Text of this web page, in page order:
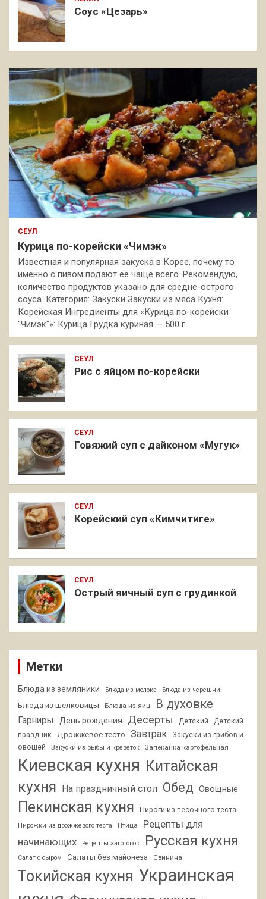
Соус «Цезарь»
СЕУЛ
Курица по-корейски «Чимэк»
Известная и популярная закуска в Корее, почему то
именно с пивом подают её чаще всего. Рекомендую,
количество продуктов указано для средне-острого
соуса. Категория: Закуски Закуски из мяса Кухня:
Корейская Ингредиенты для «Курица по-корейски
"Чимэк"»: Курица Грудка куриная — 500 г…
СЕУЛ
Рис с яйцом по-корейски
СЕУЛ
Говяжий суп с дайконом «Мугук»
СЕУЛ
Корейский суп «Кимчитиге»
СЕУЛ
Острый яичный суп с грудинкой
Метки
Блюда из земляники Блюда из молока Блюда из черешни
Блюда из шелковицы Блюда из яиц В духовке
Гарниры День рождения Десерты Детский
Детский
праздник
Дрожжевое тесто Завтрак
Закуски из грибов и
овощей
Закуски из рыбы и креветок Запеканка картофельная
Киевская кухня Китайская
кухня На праздничный стол Обед Овощные
Пекинская кухня Пироги из песочного теста
Пирожки из дрожжевого теста Птица
Рецепты для
начинающих
Рецепты заготовок Русская кухня
Салат с сыром Салаты без майонеза Свинина
Токийская кухня Украинская